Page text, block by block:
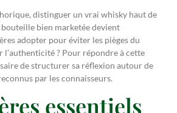
distinguer un vrai whisky haut de
bouteille bien marketée devient
adopter pour éviter les pièges du
? Pour répondre à cette
de structurer sa réflexion autour de
par les connaisseurs.
essentiels